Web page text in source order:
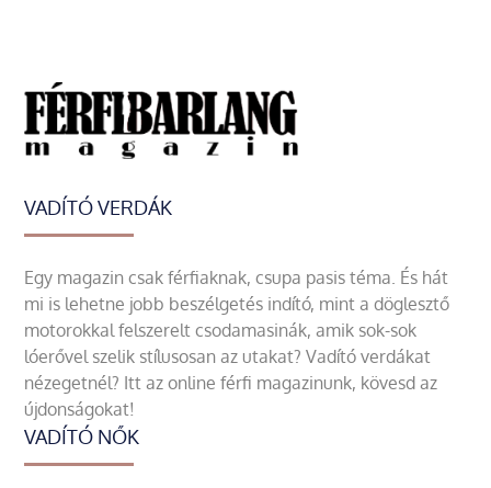
VADÍTÓ VERDÁK
Egy magazin csak férfiaknak, csupa pasis téma. És hát
mi is lehetne jobb beszélgetés indító, mint a döglesztő
motorokkal felszerelt csodamasinák, amik sok-sok
lóerővel szelik stílusosan az utakat? Vadító verdákat
nézegetnél? Itt az online férfi magazinunk, kövesd az
újdonságokat!
VADÍTÓ NŐK